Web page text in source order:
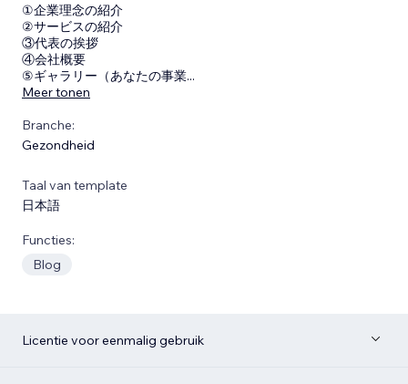
①企業理念の紹介
②サービスの紹介
③代表の挨拶
④会社概要
⑤ギャラリー（あなたの事業...
Meer tonen
Branche:
Gezondheid
Taal van template
日本語
Functies:
Blog
Licentie voor eenmalig gebruik